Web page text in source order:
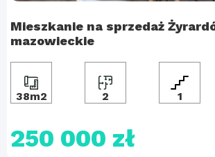
Mieszkanie na sprzedaż
mazowieckie
38m2 2 1
250 000 zł